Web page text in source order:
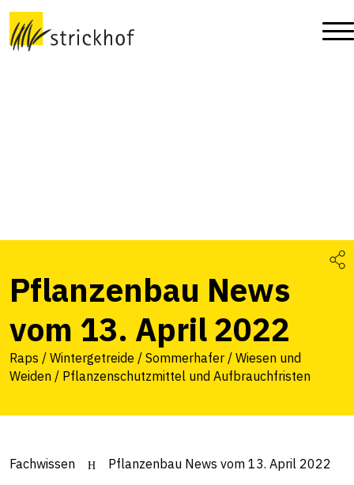
Pflanzenbau News
vom 13. April 2022
Raps / Wintergetreide / Sommerhafer / Wiesen und
Weiden / Pflanzenschutzmittel und Aufbrauchfristen
Fachwissen Pflanzenbau News vom 13. April 2022